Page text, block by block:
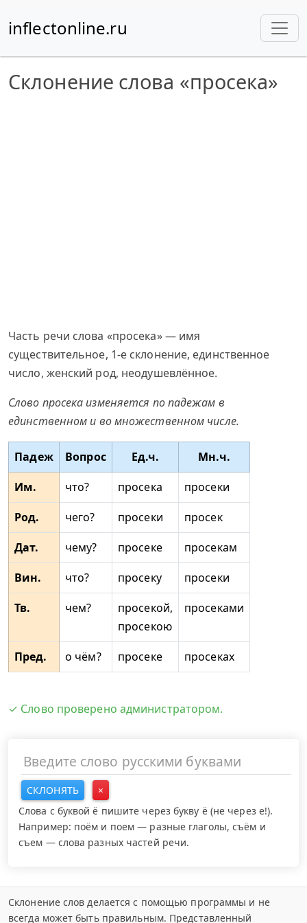
inflectonline.ru
Склонение слова «просека»
Часть речи слова «просека» — имя
существительное, 1-е склонение, единственное
число, женский род, неодушевлённое.
Слово просека изменяется по падежам в
единственном и во множественном числе.
Падеж Вопрос Ед.ч.
Мн.ч.
Им.
что? просека
просеки
Род.
чего? просеки
просек
Дат.
чему? просеке
просекам
Вин.
что? просеку
просеки
Тв.
чем?
просекой,
просекою
просеками
Пред. о чём? просеке просеках
✓ Слово проверено администратором.
СКЛОНЯТЬ
×
Слова с буквой ё пишите через букву ё (не через е!).
Например: поём и поем — разные глаголы, съём и
съем — слова разных частей речи.
Склонение слов делается с помощью программы и не
всегда может быть правильным. Представленный